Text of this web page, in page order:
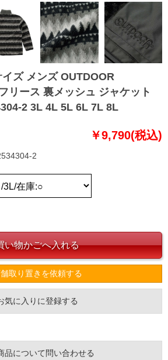
イズ メンズ OUTDOOR
リース 裏メッシュ ジャケット
2 3L 4L 5L 6L 7L 8L
￥9,790(税込)
2
取り置きを依頼する
気に入りに登録する
品について問い合わせる